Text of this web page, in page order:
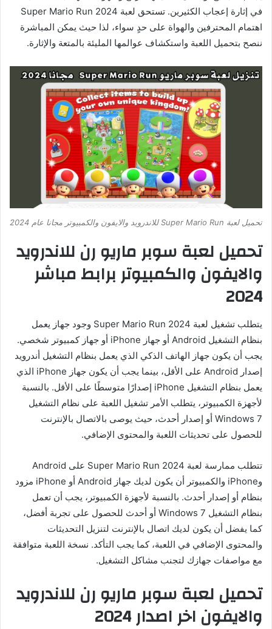
في إثارة إعجاب الكثيرين. تستحق لعبة Super Mario Run 2024
اهتمام المحترفين والهواة على حدٍ سواء، لذا حيث يمكن المباشرة
ننصح بتحميل اللعبة واستكشاف عوالمها المليئة بالمتعة والإثارة.
تحميل لعبة Super Mario Run للاندرويد والايفون والكمبيوتر مجانا عام 2024
تحميل لعبة سوبر ماريو رن للاندرويد
والايفون والكمبيوتر برابط مباشر
2024
يتطلب تشغيل لعبة Super Mario Run 2024 وجود جهاز يعمل
بنظام التشغيل Android أو جهاز iPhone أو جهاز كمبيوتر شخصي.
يجب أن يكون جهاز الهاتف الذكي الذي يعمل بنظام التشغيل أندرويد
إصدار Android على الأقل، بينما يجب أن يكون جهاز iPhone الذي
يعمل بنظام التشغيل iPhone إصدارًا متوسطًا على الأقل. بالنسبة
لأجهزة الكمبيوتر، يتطلب الأمر تشغيل اللعبة على نظام التشغيل
Windows 7 أو إصدار أحدث، حيث يوصى بالاتصال بالإنترنت
للحصول على تحديثات اللعبة والمحتوى الإضافي.
تتطلب ممارسة لعبة Super Mario Run 2024 على Android
وiPhone والكمبيوتر أن يكون لديك جهاز Android أو iPhone مزود
بنظام أو إصدار أحدث. بالنسبة لأجهزة الكمبيوتر، يجب أن تعمل
بنظام التشغيل Windows 7 أو أحدث للحصول على تجربة أفضل،
كما يفضل أن يكون لديك اتصال بالإنترنت لتنزيل التحديثات
والمحتوى الإضافي في اللعبة، كما يجب التأكد. نسخة اللعبة متوافقة
مع مواصفات جهازك لتجنب مشاكل التشغيل.
تحميل لعبة سوبر ماريو رن للاندرويد
والايفون اخر اصدار 2024